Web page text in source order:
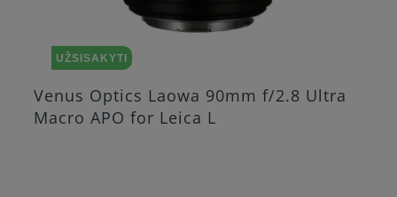
UŽSISAKYTI
Venus Optics Laowa 90mm f/2.8 Ultra
Macro APO for Leica L